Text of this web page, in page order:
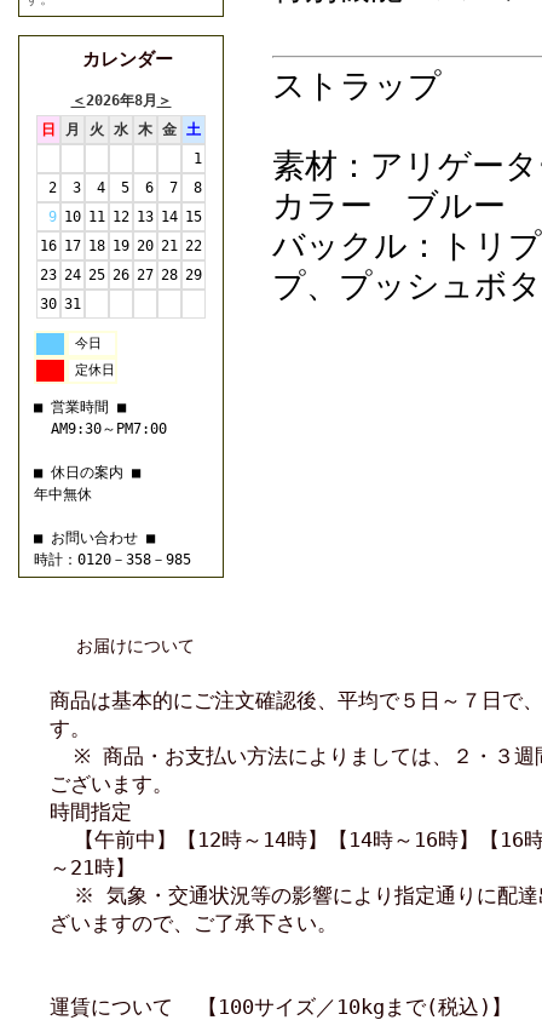
カレンダー
＜2026年8月 ＞
日
月 火 水 木 金 土
1
2
3 4 5 6 7
8
9 10 11 12 13 14 15
16 17 18 19 20 21 22
23 24 25 26 27 28 29
30 31
今日
定休日
■ 営業時間 ■
AM9:30～PM7:00
■ 休日の案内 ■
年中無休
■ お問い合わせ ■
時計：0120－358－985
ストラップ
素材：アリゲー
カラー ブルー
バックル：トリ
プ、プッシュボ
お届けについて
商品は基本的にご注文確認後、平均で５日～７日で
す。
※ 商品・お支払い方法によりましては、２・３週
ございます。
時間指定
【午前中】【12時～14時】【14時～16時】【16
～21時】
※ 気象・交通状況等の影響により指定通りに配達
ざいますので、ご了承下さい。
運賃について 【100サイズ／10kgまで(税込)】